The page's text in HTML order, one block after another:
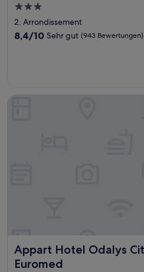
3.0-
Sterne-
Unterkunft
2. Arrondissement
8.4
Bewertungen)
8,4/10 Sehr gut (943 Bewertungen)
Appart Hotel Odalys
Euromed
Appart Hotel Odalys City
Appart Hotel Odalys City